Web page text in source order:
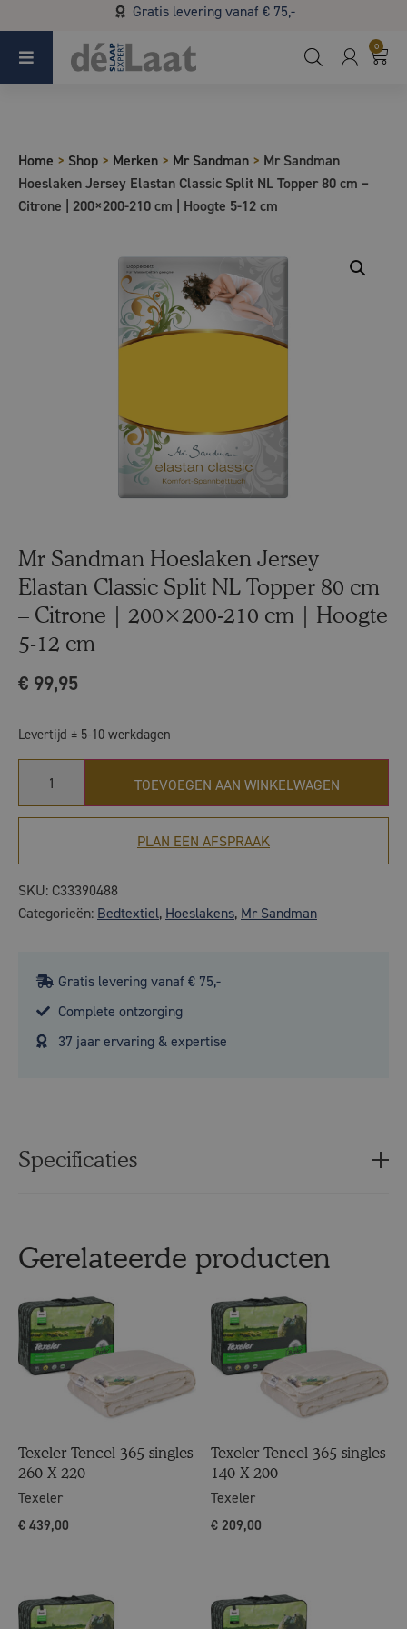
Gratis levering vanaf € 75,-
Koopzondag 29 maart in Bladel van 13.00 - 17.00
0
Home > Shop > Merken > Mr Sandman > Mr Sandman
Hoeslaken Jersey Elastan Classic Split NL Topper 80 cm –
Citrone | 200×200-210 cm | Hoogte 5-12 cm
Mr Sandman Hoeslaken Jersey
Elastan Classic Split NL Topper 80 cm
– Citrone | 200×200-210 cm | Hoogte
5-12 cm
€ 99,95
Levertijd ± 5-10 werkdagen
TOEVOEGEN AAN WINKELWAGEN
PLAN EEN AFSPRAAK
SKU: C33390488
Categorieën: Bedtextiel, Hoeslakens, Mr Sandman
Gratis levering vanaf € 75,-
Complete ontzorging
37 jaar ervaring & expertise
Specificaties
Gerelateerde producten
Texeler Tencel 365 singles
260 X 220
Texeler
€ 439,00
Texeler Tencel 365 singles
140 X 200
Texeler
€ 209,00